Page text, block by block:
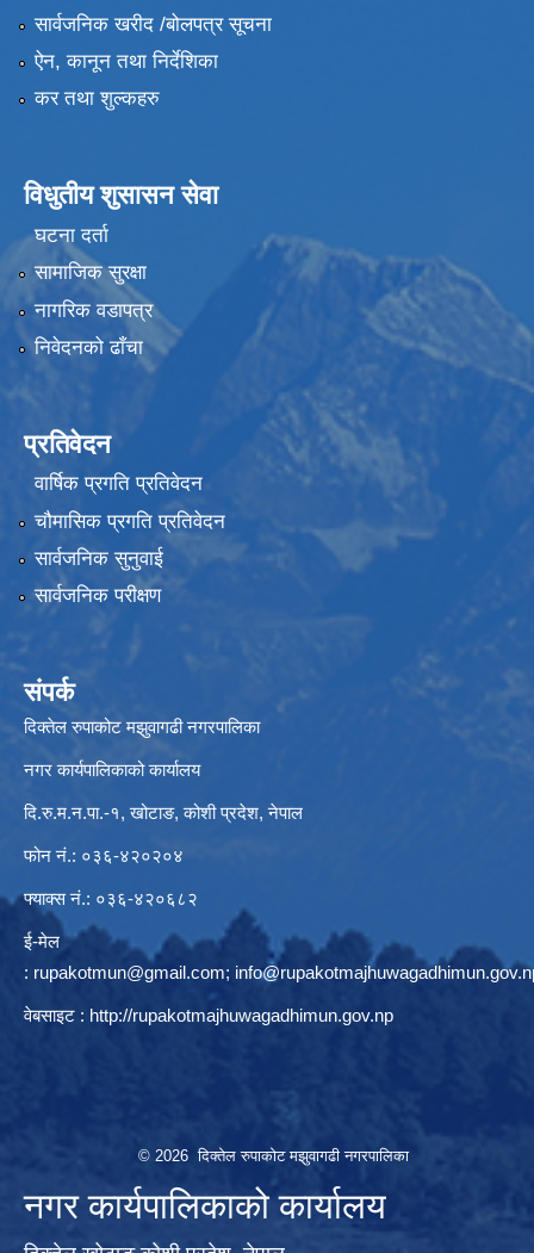
सार्वजनिक खरीद /बोलपत्र सूचना
ऐन, कानून तथा निर्देशिका
कर तथा शुल्कहरु
विधुतीय शुसासन सेवा
घटना दर्ता
सामाजिक सुरक्षा
नागरिक वडापत्र
निवेदनको ढाँचा
प्रतिवेदन
वार्षिक प्रगति प्रतिवेदन
चौमासिक प्रगति प्रतिवेदन
सार्वजनिक सुनुवाई
सार्वजनिक परीक्षण
संपर्क
दिक्तेल रुपाकोट मझुवागढी नगरपालिका
नगर कार्यपालिकाको कार्यालय
दि.रु.म.न.पा.-१, खोटाङ, कोशी प्रदेश, नेपाल
फोन नं.: ०३६-४२०२०४
फ्याक्स नं.: ०३६-४२०६८२
ई-मेल
: rupakotmun@gmail.com;
वेबसाइट : http://rupakotmajhuwagadhimun.gov.np
© 2026 दिक्तेल रुपाकोट मझुवागढी नगरपालिका
नगर कार्यपालिकाको कार्यालय